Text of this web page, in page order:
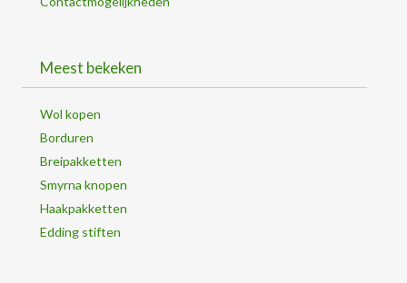
Meest bekeken
Wol kopen
Borduren
Breipakketten
Smyrna knopen
Haakpakketten
Edding stiften